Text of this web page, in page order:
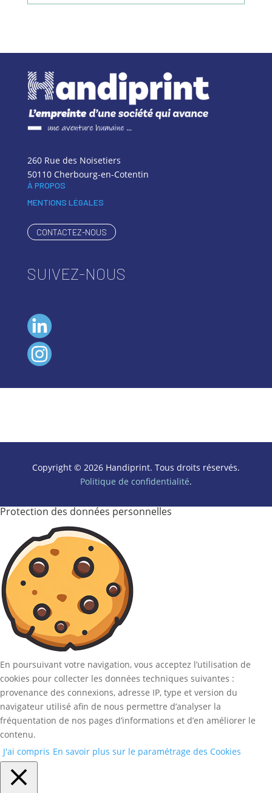
260 Rue des Noisetiers
50110 Cherbourg-en-Cotentin
À PROPOS
MENTIONS LÉGALES
CONTACTEZ-NOUS
SUIVEZ-NOUS
Copyright © 2026 Handiprint. Tous droits réservés.
Politique de confidentialité.
Protection des données personnelles
En poursuivant votre navigation, vous acceptez l’utilisation de
cookies pour collecter les données techniques suivantes :
provenance des connexions, adresse IP, type et version du
navigateur utilisé afin de nous permettre d’analyser la
fréquentation de nos pages d’informations et d’en améliorer le
contenu.
J'ai compris En savoir plus sur le paramétrage des Cookies